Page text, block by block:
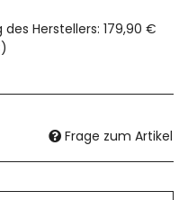
Herstellers: 179,90 €
)
Frage zum Artikel